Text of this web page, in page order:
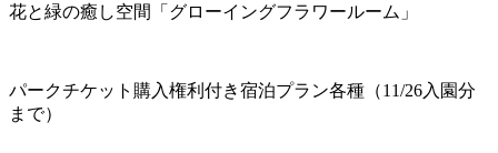
花と緑の癒し空間「グローイングフラワールーム」
パークチケット購入権利付き宿泊プラン各種（11/26入園分
まで）